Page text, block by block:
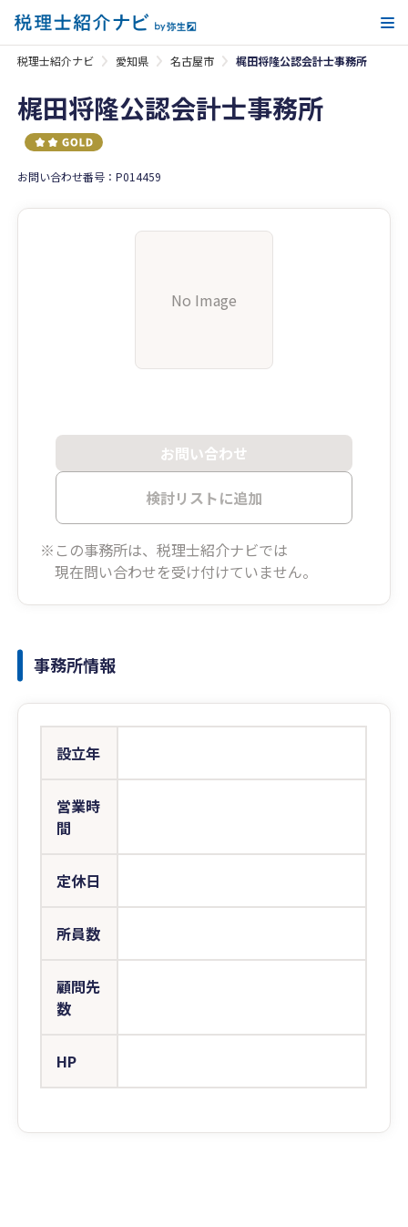
税理士紹介ナビ 愛知県 名古屋市 梶田将隆公認会計士事務所
梶田将隆公認会計士事務所
お問い合わせ番号：P014459
No Image
お問い合わせ
検討リストに追加
※この事務所は、税理士紹介ナビでは
現在問い合わせを受け付けていません。
事務所情報
設立年
営業時
間
定休日
所員数
顧問先
数
HP